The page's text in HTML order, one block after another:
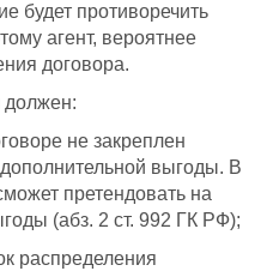
будет противоречить
агент, вероятнее
договора.
должен:
не закреплен
выгоды. В
претендовать на
(абз. 2 ст. 992 ГК РФ);
распределения